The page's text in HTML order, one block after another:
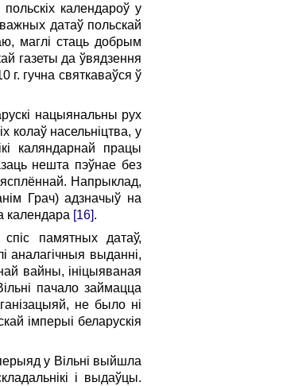
календароў у
датаў польскай
маглі стаць добрым
газеты да ўвядзення
г. гучна святкаваўся ў
нацыянальны рух
колаў насельніцтва, у
каляндарнай працы
нешта пэўнае без
Напрыклад,
Грач) адзначыў на
календара [16].
памятных датаў,
аналагічныя выданні,
вайны, ініцыяваная
пачало займацца
не было ні
імперыі беларускія
у Вільні выйшла
і выдаўцы.